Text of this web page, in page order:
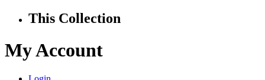
This Collection
My Account